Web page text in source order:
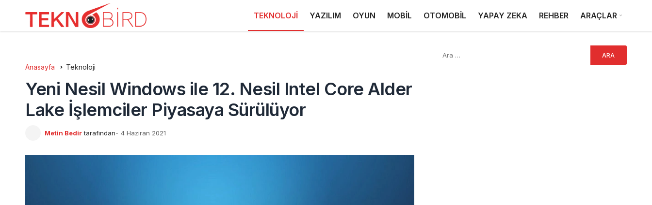
TEKNOLOJİ YAZILIM OYUN MOBİL OTOMOBİL YAPAY ZEKA REHBER ARAÇLAR
Anasayfa Teknoloji
Yeni Nesil Windows ile 12. Nesil Intel Core Alder
Lake İşlemciler Piyasaya Sürülüyor
Metin Bedir tarafından 4 Haziran 2021